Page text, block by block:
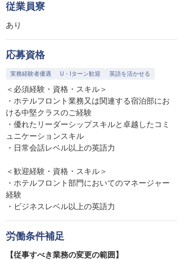
従業員寮
あり
応募資格
実務経験者優遇 U・Iターン歓迎 英語を活かせる
＜必須経験・資格・スキル＞
・ホテルフロント業務又は関連する宿泊部にお
ける中堅クラスのご経験
・優れたリーダーシップスキルと卓越したコミ
ュニケーションスキル
・日常会話レベル以上の英語力
＜歓迎経験・資格・スキル＞
・ホテルフロント部門においてのマネージャー
経験
・ビジネスレベル以上の英語力
労働条件補足
【従事すべき業務の変更の範囲】